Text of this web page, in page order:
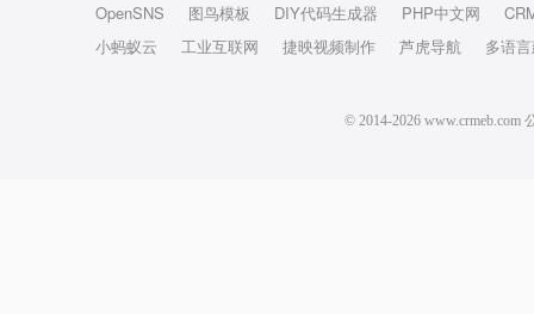
OpenSNS
图鸟模板 DIY代码生成器 PHP中文网
小蚂蚁云
工业互联网 捷映视频制作 芦虎导航 多语
© 2014-2026